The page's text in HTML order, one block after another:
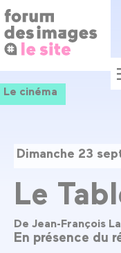
au
contenu
principal
Le cinéma
Dimanche 23
Le
De Jean-François
En présence du